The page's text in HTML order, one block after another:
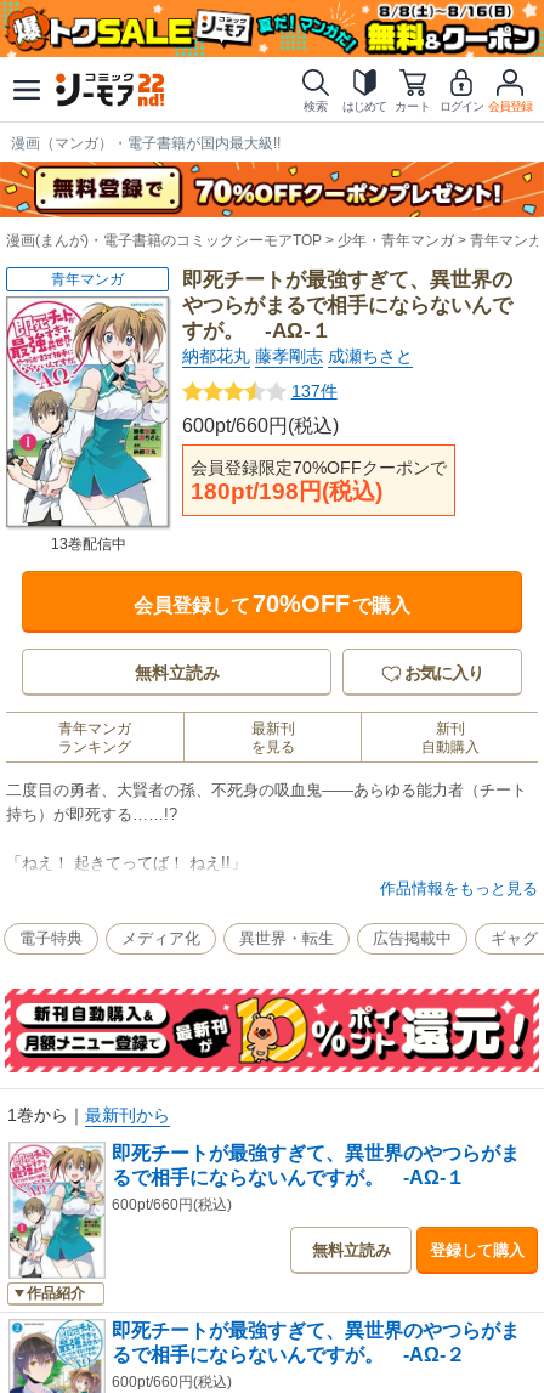
検索 はじめて カート ログイン 会員登録
漫画（マンガ）・電子書籍が国内最大級!!
漫画(まんが)・電子書籍のコミックシーモアTOP 少年・青年マンガ 青年マンガ
即死チートが最強すぎて、異世界の
やつらがまるで相手にならないんで
すが。 -ΑΩ-１
納都花丸 藤孝剛志 成瀬ちさと
137件
600pt/660円(税込)
会員登録限定70%OFFクーポンで
180pt/198円(税込)
青年マンガ
13巻配信中
会員登録して70%OFFで購入
無料立読み お気に入り
青年マンガ
ランキング
最新刊
を見る
新刊
自動購入
二度目の勇者、大賢者の孫、不死身の吸血鬼――あらゆる能力者（チート
持ち）が即死する……!?
「ねえ！ 起きてってば！ ねえ!!」
修学旅行中の高校二年生、高遠夜霧は、移動中のバスで気持ちよく寝てい
しかし、甘酸っぱい展開にはならず、目を覚ました夜霧に見えたのは、半
壊したバスと床に横たわる複数の死体、そして目の前で“何か”にくし刺しに
されて死にかけているクラスメイトの姿だった――――!!
作品情報をもっと見る
電子特典 メディア化 異世界・転生 広告掲載中 ギャグ
1巻から ｜ 最新刊から
作品紹介
即死チートが最強すぎて、異世界のやつらがま
るで相手にならないんですが。 -ΑΩ-１
600pt/660円(税込)
無料立読み 登録して購入
即死チートが最強すぎて、異世界のやつらがま
るで相手にならないんですが。 -ΑΩ-２
600pt/660円(税込)